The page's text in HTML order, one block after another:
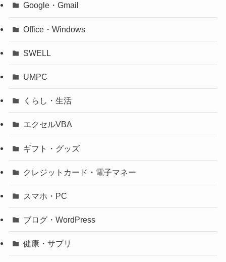
Google・Gmail
Office・Windows
SWELL
UMPC
くらし・生活
エクセルVBA
ギフト・グッズ
クレジットカード・電子マネー
スマホ・PC
ブログ・WordPress
健康・サプリ